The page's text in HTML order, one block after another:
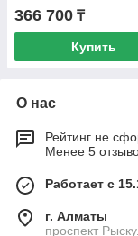
366 700 ₸
Купить
О нас
Рейтинг не
Менее 5
Работает с
г. Алматы
проспект